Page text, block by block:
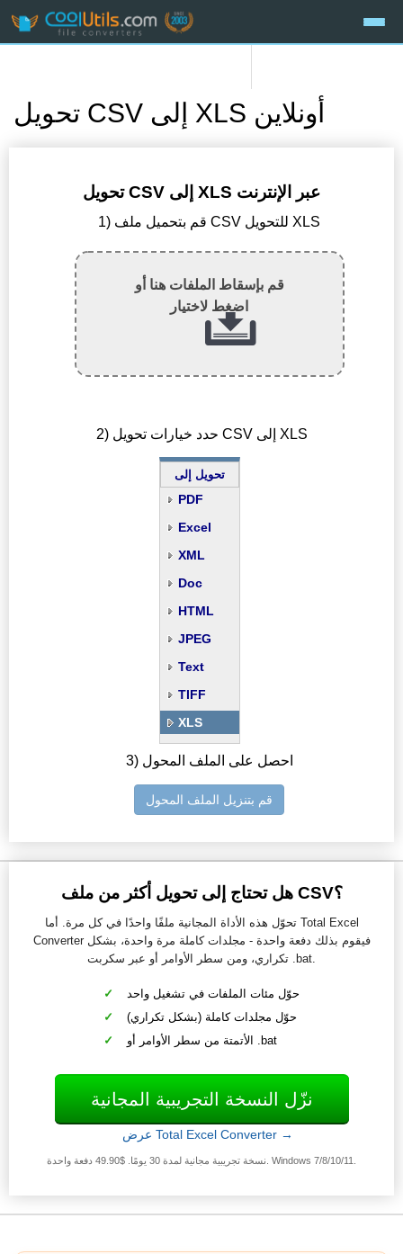
تحويل CSV إلى XLS أونلاين
تحويل CSV إلى XLS عبر الإنترنت
1) قم بتحميل ملف CSV للتحويل XLS
قم بإسقاط الملفات هنا أو
اضغط لاختيار
2) حدد خيارات تحويل CSV إلى XLS
تحويل إلى
PDF
Excel
XML
Doc
HTML
JPEG
Text
TIFF
XLS
3) احصل على الملف المحول
قم بتنزيل الملف المحول
هل تحتاج إلى تحويل أكثر من ملف CSV؟
تحوّل هذه الأداة المجانية ملفًا واحدًا في كل مرة. أما Total Excel
Converter فيقوم بذلك دفعة واحدة - مجلدات كاملة مرة واحدة، بشكل
تكراري، ومن سطر الأوامر أو عبر سكربت .bat.
حوّل مئات الملفات في تشغيل واحد
حوّل مجلدات كاملة (بشكل تكراري)
الأتمتة من سطر الأوامر أو .bat
نزّل النسخة التجريبية المجانية
عرض Total Excel Converter →
نسخة تجريبية مجانية لمدة 30 يومًا. $49.90 دفعة واحدة. Windows 7/8/10/11.